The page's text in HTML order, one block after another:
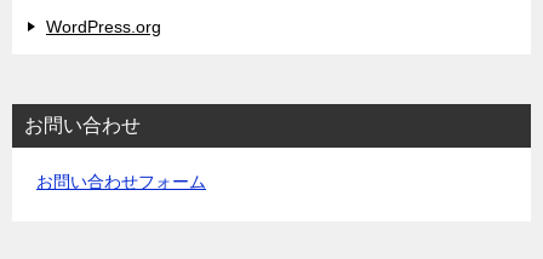
WordPress.org
お問い合わせ
お問い合わせフォーム